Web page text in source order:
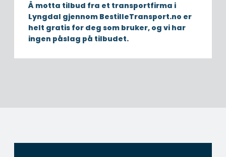
Å motta tilbud fra et transportfirma i
Lyngdal gjennom BestilleTransport.no er
helt gratis for deg som bruker, og vi har
ingen påslag på tilbudet.